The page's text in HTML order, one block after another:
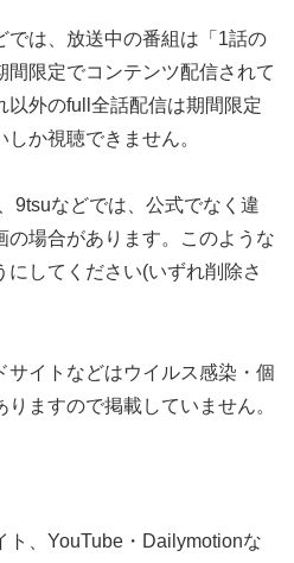
は、放送中の番組は「1話の
限定でコンテンツ配信されて
以外のfull全話配信は期間限定
か視聴できません。
9tsuなどでは、公式でなく違
の場合があります。このような
してください(いずれ削除さ
イトなどはウイルス感染・個
ますので掲載していません。
ト、YouTube・Dailymotionな